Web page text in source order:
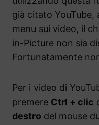
già citato YouTube,
menu sui video, il
in-Picture non sia
Fortunatamente
Per i video di
premere Ctrl + clic
destro del mouse